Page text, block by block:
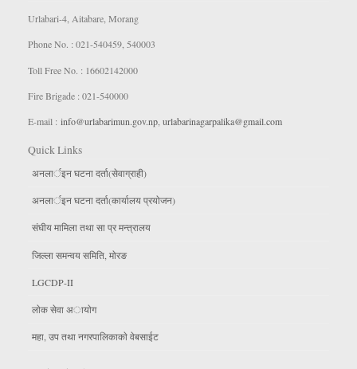
Urlabari-4, Aitabare, Morang
Phone No. : 021-540459, 540003
Toll Free No. : 16602142000
Fire Brigade : 021-540000
E-mail : info@urlabarimun.gov.np,urlabarinagarpalika@gmail.com
Quick Links
अनलार्इन घटना दर्ता(सेवाग्राही)
अनलार्इन घटना दर्ता(कार्यालय प्रयाेजन)
संघीय मामिला तथा सा प्र मन्त्रालय
जिल्ला समन्वय समिति, माेरङ
LGCDP-II
लाेक सेवा अायाेग
महा, उप तथा नगरपालिकाकाे वेबसाईट